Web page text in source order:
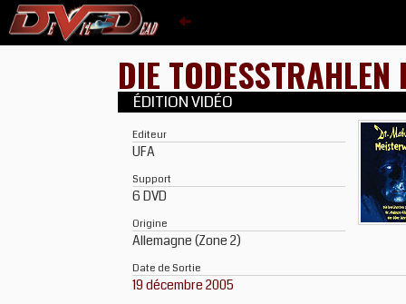
DIE
ÉDITION VIDÉO
Editeur
UFA
Support
6 DVD
Origine
Allemagne (Zone 2)
Date de Sortie
19 décembre 2005